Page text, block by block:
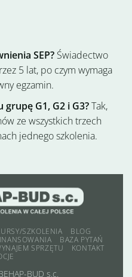
SEP?Świadectwo
5 lat, po czym wymaga
egzamin.
G1, G2 i G3?Tak,
ze wszystkich trzech
jednego szkolenia.
SZKOLENIA
BLOG
BAZA PYTAŃ
SPRZĘTU
KONTAKT
BUD s.c.